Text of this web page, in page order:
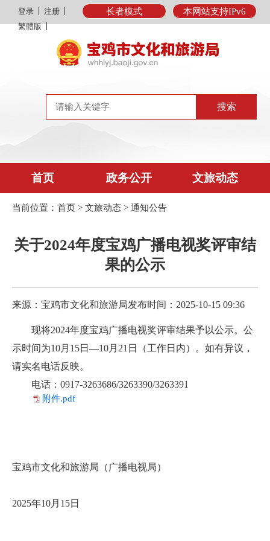
本网站支持IPv6
长者模式
登录
注册
繁體版
首页 政务公开 文旅动态
当前位置： 首页 > 文旅动态 > 通知公告
关于2024年度宝鸡广播电视奖评审结
果的公示
来源：宝鸡市文化和旅游局发布时间：2025-10-15 09:36
现将2024年度宝鸡广播电视奖评审结果予以公示。公
示时间为10月15日—10月21日（工作日内）。如有异议，
请实名电话反映。
电话：0917-3263686/3263390/3263391
附件.pdf
宝鸡市文化和旅游局（广播电视局）
2025年10月15日